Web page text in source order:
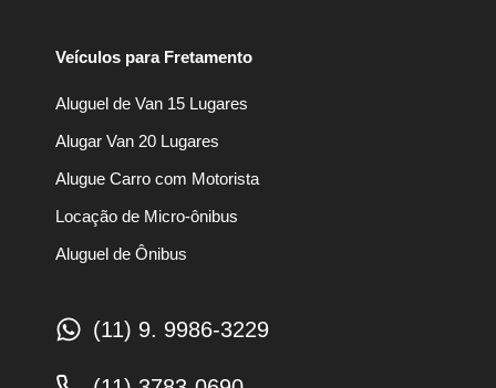
Veículos para Fretamento
Aluguel de Van 15 Lugares
Alugar Van 20 Lugares
Alugue Carro com Motorista
Locação de Micro-ônibus
Aluguel de Ônibus
(11) 9. 9986-3229